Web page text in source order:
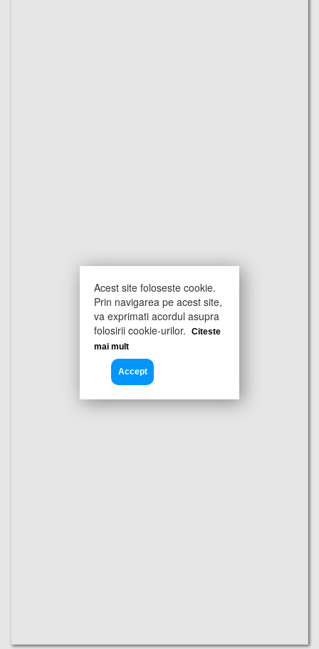
Acest site foloseste cookie.
Prin navigarea pe acest site,
va exprimati acordul asupra
folosirii cookie-urilor.
Citeste
mai mult
Accept